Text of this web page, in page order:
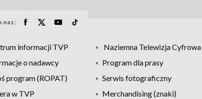
nas:
informacji TVP Naziemna Telewizja Cyfrowa
o nadawcy
Program dla prasy
program (ROPAT)
Serwis fotograficzny
w TVP
Merchandising (znaki)